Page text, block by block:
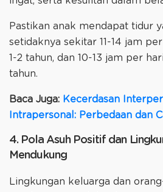
Pastikan anak mendapat tidur
setidaknya sekitar 11-14 jam
1-2 tahun, dan 10-13 jam per
tahun.
Baca Juga: Kecerdasan
Intrapersonal: Perbedaan dan
4. Pola Asuh Positif dan
Mendukung
Lingkungan keluarga dan